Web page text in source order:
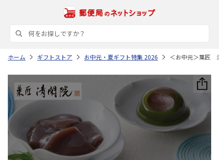
ホーム ギフトストア お中元・夏ギフト特集 2026 ＜お中元＞菓匠